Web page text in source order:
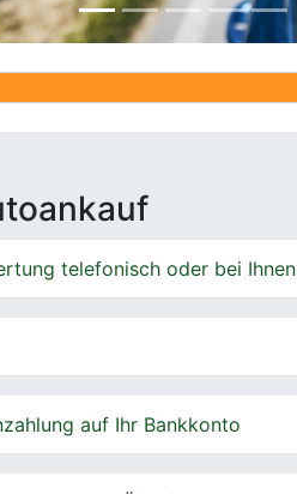
telefonisch oder bei
auf Ihr Bankkonto